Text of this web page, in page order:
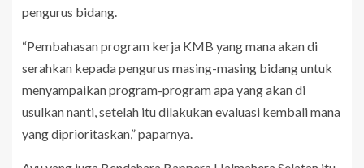
pengurus bidang.
“Pembahasan program kerja KMB yang mana akan di
serahkan kepada pengurus masing-masing bidang untuk
menyampaikan program-program apa yang akan di
usulkan nanti, setelah itu dilakukan evaluasi kembali mana
yang diprioritaskan,” paparnya.